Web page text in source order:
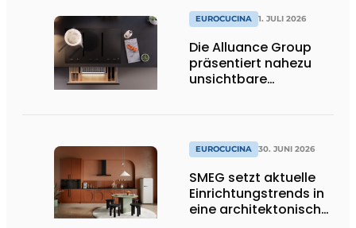
EUROCUCINA 1. JULI 2026
Die Alluance Group
präsentiert nahezu
unsichtbare
EUROCUCINA 30. JUNI 2026
SMEG setzt aktuelle
Einrichtungstrends in
eine architektonische